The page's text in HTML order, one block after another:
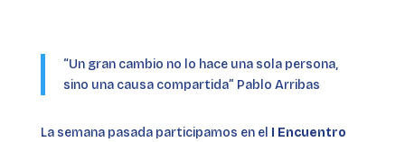
“Un gran cambio no lo hace una sola persona,
sino una causa compartida” Pablo Arribas
La semana pasada participamos en el I Encuentro